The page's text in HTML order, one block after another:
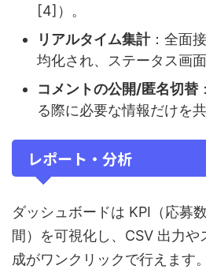
[4]）。
リアルタイム集計：全面
均化され、ステータス画面
コメントの公開/匿名切替
る際に必要な情報だけを
レポート・分析
ダッシュボードは KPI（応募
間）を可視化し、CSV 出力
成がワンクリックで行えます